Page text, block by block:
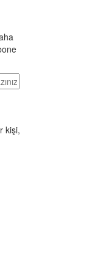
kişi,